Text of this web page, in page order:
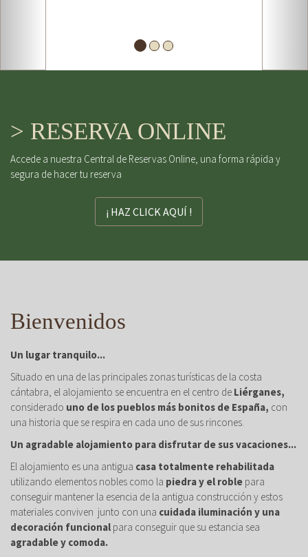
> RESERVA ONLINE
Accede a nuestra Central de Reservas Online, una forma rápida y
segura de hacer tu reserva
¡ HAZ CLICK AQUÍ !
Bienvenidos
Un lugar tranquilo...
Situado en una de las principales zonas turísticas de la costa
cántabra, el alojamiento se encuentra en el centro de Liérganes,
considerado uno de los pueblos más bonitos de España, con
una historia que se respira en cada uno de sus rincones.
Un agradable alojamiento para disfrutar de sus vacaciones...
El alojamiento es una antigua casa totalmente rehabilitada
utilizando elementos nobles como la piedra y el roble para
conseguir mantener la esencia de la antigua construcción y estos
materiales conviven junto con una cuidada iluminación y una
decoración funcional para conseguir que su estancia sea
agradable y comoda.